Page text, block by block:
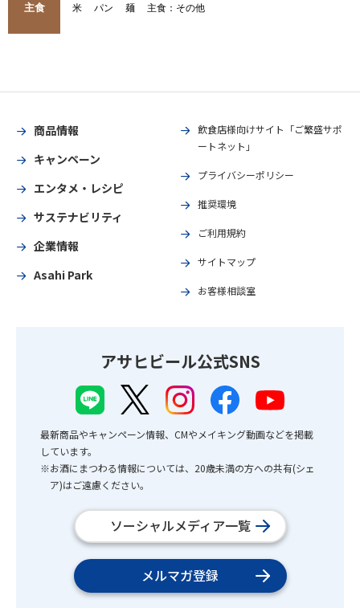
主食 米 パン 麺 主食：その他
商品情報
キャンペーン
エンタメ・レシピ
サステナビリティ
企業情報
Asahi Park
飲食店様向けサイト「ご繁盛サポ
ートネット」
プライバシーポリシー
推奨環境
ご利用規約
サイトマップ
お客様相談室
アサヒビール公式SNS
最新商品やキャンペーン情報、CMやメイキング動画などを掲載
しています。
※お酒にまつわる情報については、20歳未満の方への共有(シェ
ア)はご遠慮ください。
ソーシャルメディア一覧
メルマガ登録